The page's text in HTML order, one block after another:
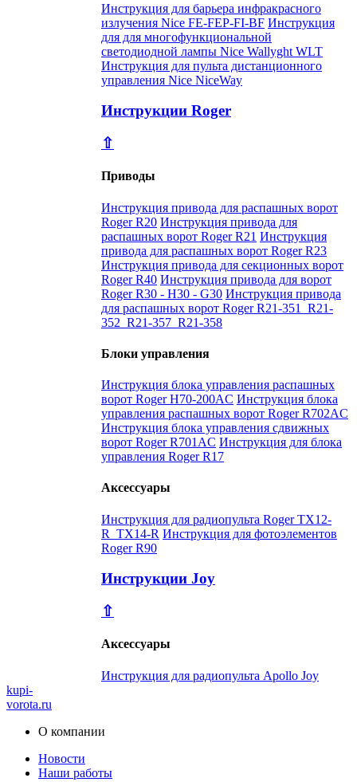
Инструкция для барьера инфракрасного
излучения Nice FE-FEP-FI-BF Инструкция
для для многофункциональной
светодиодной лампы Nice Wallyght WLT
Инструкция для пульта дистанционного
управления Nice NiceWay
Инструкции Roger
⇧
Приводы
Инструкция привода для распашных ворот
Roger R20 Инструкция привода для
распашных ворот Roger R21 Инструкция
привода для распашных ворот Roger R23
Инструкция привода для секционных ворот
Roger R40 Инструкция привода для ворот
Roger R30 - H30 - G30 Инструкция привода
для распашных ворот Roger R21-351_R21-
352_R21-357_R21-358
Блоки управления
Инструкция блока управления распашных
ворот Roger H70-200AC Инструкция блока
управления распашных ворот Roger R702AC
Инструкция блока управления сдвижных
ворот Roger R701AC Инструкция для блока
управления Roger R17
Аксессуары
Инструкция для радиопульта Roger TX12-
R_TX14-R Инструкция для фотоэлементов
Roger R90
Инструкции Joy
⇧
Аксессуары
Инструкция для радиопульта Apollo Joy
kupi-
vorota.ru
О компании
Новости
Наши работы